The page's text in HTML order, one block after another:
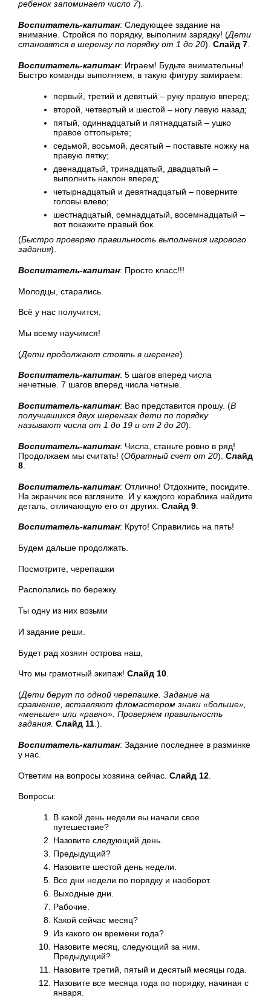
ребенок запоминает число 7).
Воспитатель-капитан: Следующее задание на
внимание. Стройся по порядку, выполним зарядку! (Дети
становятся в шеренгу по порядку от 1 до 20). Слайд 7
Воспитатель-капитан: Играем! Будьте внимательны!
Быстро команды выполняем, в такую фигуру замираем:
первый, третий и девятый – руку правую вперед;
второй, четвертый и шестой – ногу левую назад;
пятый, одиннадцатый и пятнадцатый – ушко
правое оттопырьте;
седьмой, восьмой, десятый – поставьте ножку на
правую пятку;
двенадцатый, тринадцатый, двадцатый –
выполнить наклон вперед;
четырнадцатый и девятнадцатый – поверните
головы влево;
шестнадцатый, семнадцатый, восемнадцатый –
вот покажите правый бок.
(Быстро проверяю правильность выполнения игрового
задания).
Воспитатель-капитан: Просто класс!!!
Молодцы, старались.
Всё у нас получится,
Мы всему научимся!
(Дети продолжают стоять в шеренге).
Воспитатель-капитан: 5 шагов вперед числа
нечетные. 7 шагов вперед числа четные.
Воспитатель-капитан: Вас представится прошу. (В
получившихся двух шеренгах дети по порядку
называют числа от 1 до 19 и от 2 до 20).
Воспитатель-капитан: Числа, станьте ровно в ряд!
Продолжаем мы считать! (Обратный счет от 20). Слайд
8
Воспитатель-капитан: Отлично! Отдохните, посидите.
На экранчик все взгляните. И у каждого кораблика найдите
деталь, отличающую его от других. Слайд 9
Воспитатель-капитан: Круто! Справились на пять!
Будем дальше продолжать.
Посмотрите, черепашки
Расползлись по бережку.
Ты одну из них возьми
И задание реши.
Будет рад хозяин острова наш,
Что мы грамотный экипаж! Слайд 10.
(Дети берут по одной черепашке. Задание на
сравнение, вставляют фломастером знаки «больше»,
«меньше» или «равно». Проверяем правильность
задания. Слайд 11 .).
Воспитатель-капитан: Задание последнее в разминке
у нас.
Ответим на вопросы хозяина сейчас. Слайд 12
Вопросы:
В какой день недели вы начали свое
путешествие?
Назовите следующий день.
Предыдущий?
Назовите шестой день недели.
Все дни недели по порядку и наоборот.
Выходные дни.
Рабочие.
Какой сейчас месяц?
Из какого он времени года?
Назовите месяц, следующий за ним.
Предыдущий?
Назовите третий, пятый и десятый месяцы года.
Назовите все месяца года по порядку, начиная с
января.